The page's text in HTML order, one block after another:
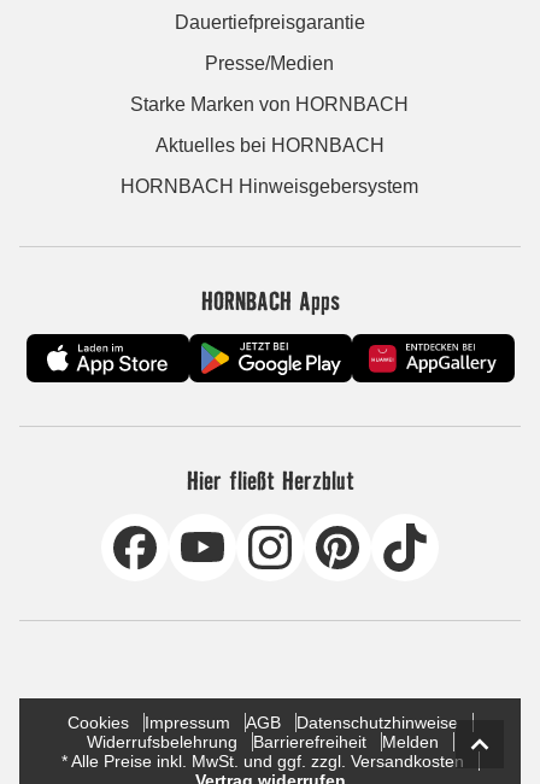
Dauertiefpreisgarantie
Presse/Medien
Starke Marken von HORNBACH
Aktuelles bei HORNBACH
HORNBACH Hinweisgebersystem
HORNBACH Apps
Hier fließt Herzblut
Cookies Impressum AGB
Datenschutzhinweise
Widerrufsbelehrung
Barrierefreiheit
Melden
* Alle Preise inkl. MwSt. und ggf. zzgl. Versandkosten